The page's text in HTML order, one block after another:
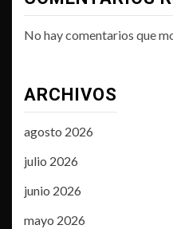
No hay comentarios que
ARCHIVOS
agosto 2026
julio 2026
junio 2026
mayo 2026